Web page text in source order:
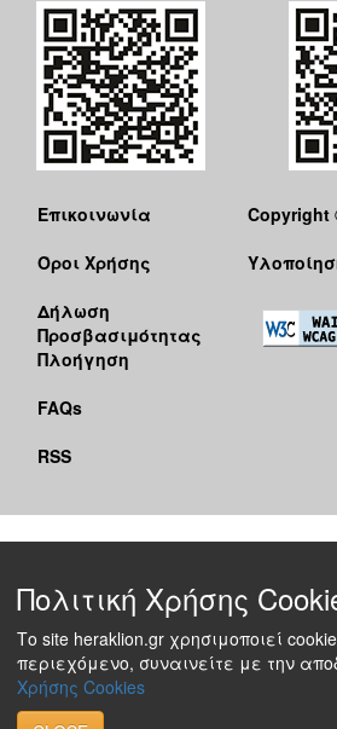
Επικοινωνία
Όροι Χρήσης
Δήλωση
Προσβασιμότητας
Πλοήγηση
FAQs
RSS
Copyright
Πολιτική Χρήσης
Το site heraklion.gr χρησιμοποιεί
περιεχόμενο, συναινείτε με την
Χρήσης Cookies